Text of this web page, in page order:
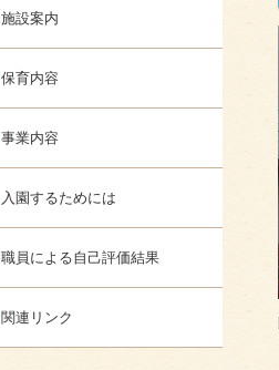
施設案内
保育内容
事業内容
入園するためには
職員による自己評価結果
関連リンク